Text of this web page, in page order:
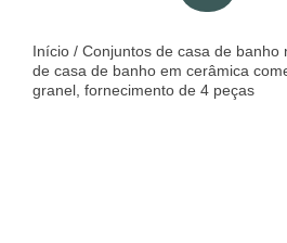
Início / Conjuntos de casa de banho
de casa de banho em cerâmica
granel, fornecimento de 4 peças